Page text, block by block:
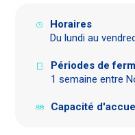
Horaires
Du lundi au
Périodes de
1 semaine entre
Capacité